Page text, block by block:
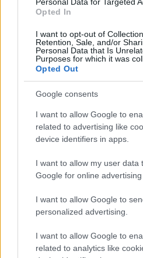
Opted In
I want to opt-out of
Retention, Sale, and/or
Personal Data that Is
Purposes for which it was
Opted Out
Google consents
I want to allow Google to
related to advertising like
device identifiers in apps.
I want to allow my user data
Google for online advertising
I want to allow Google to
personalized advertising.
I want to allow Google to
related to analytics like
„Az Ukrajnát